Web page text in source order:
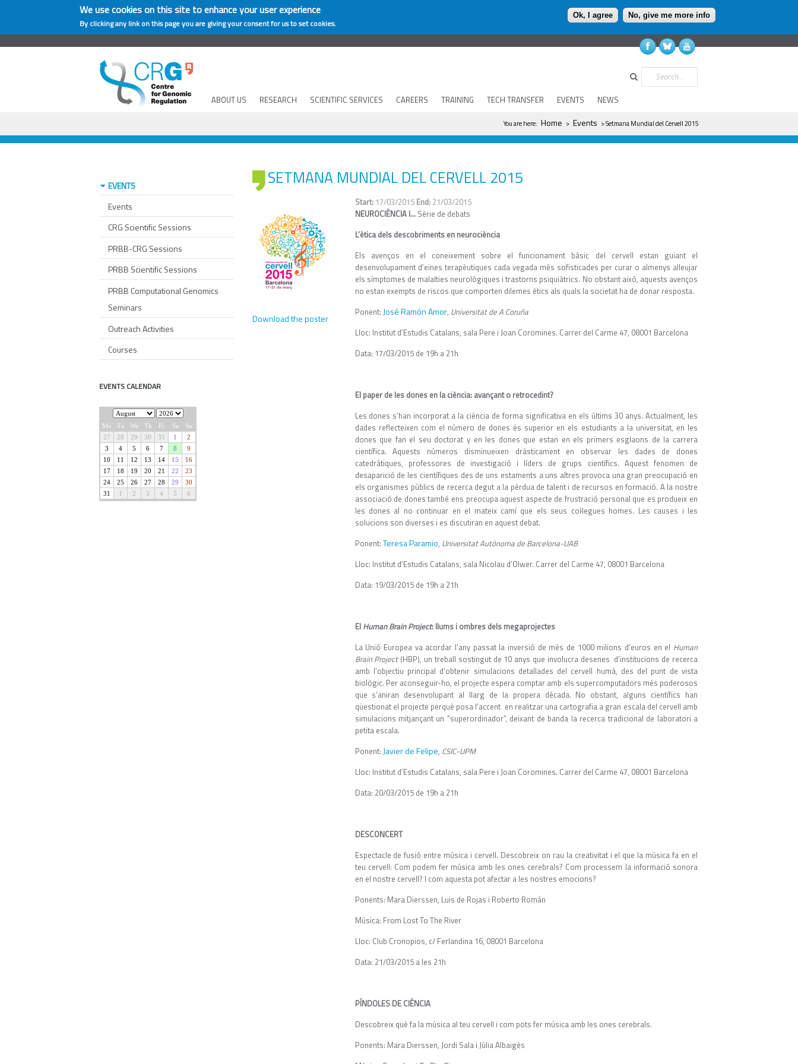
We use cookies on this site to enhance your user experience
By clicking any link on this page you are giving your consent for us to set cookies.
Ok, I agree No, give me more info
ABOUT US RESEARCH SCIENTIFIC SERVICES CAREERS TRAINING TECH TRANSFER EVENTS NEWS
Search
You are here
You are here: Home > Events > Setmana Mundial del Cervell 2015
SETMANA MUNDIAL DEL CERVELL 2015
Download the poster
17/03/2015
21/03/2015
NEUROCIÈNCIA I…Sèrie de debats
L’ètica dels descobriments en neurociència
Els avenços en el coneixement sobre el funcionament bàsic del cervell estan guiant el
desenvolupament d’eines terapèutiques cada vegada més sofisticades per curar o almenys alleujar
els símptomes de malalties neurològiques i trastorns psiquiàtrics. No obstant això, aquests avenços
no estan exempts de riscos que comporten dilemes ètics als quals la societat ha de donar resposta.
Ponent: José Ramón Amor, Universitat de A Coruña
Lloc: Institut d’Estudis Catalans, sala Pere i Joan Coromines. Carrer del Carme 47, 08001 Barcelona
Data: 17/03/2015 de 19h a 21h
El paper de les dones en la ciència: avançant o retrocedint?
Les dones s’han incorporat a la ciència de forma significativa en els últims 30 anys. Actualment, les
dades reflecteixen com el número de dones és superior en els estudiants a la universitat, en les
dones que fan el seu doctorat y en les dones que estan en els primers esglaons de la carrera
científica. Aquests números disminueixen dràsticament en observar les dades de dones
catedràtiques, professores de investigació i líders de grups científics. Aquest fenomen de
desaparició de les científiques des de uns estaments a uns altres provoca una gran preocupació en
els organismes públics de recerca degut a la pèrdua de talent i de recursos en formació. A la nostre
associació de dones també ens preocupa aquest aspecte de frustració personal que es produeix en
les dones al no continuar en el mateix camí que els seus col·legues homes. Les causes i les
solucions son diverses i es discutiran en aquest debat.
Ponent: Teresa Paramio, Universitat Autònoma de Barcelona-UAB
Lloc: Institut d’Estudis Catalans, sala Nicolau d’Olwer. Carrer del Carme 47, 08001 Barcelona
Data: 19/03/2015 de 19h a 21h
El Human Brain Project: llums i ombres dels megaprojectes
La Unió Europea va acordar l’any passat la inversió de més de 1000 milions d’euros en el Human
Brain Project(HBP), un treball sostingut de 10 anys que involucra desenes d’institucions de recerca
amb l’objectiu principal d’obtenir simulacions detallades del cervell humà, des del punt de vista
biològic. Per aconseguir-ho, el projecte espera comptar amb els supercomputadors més poderosos
que s’aniran desenvolupant al llarg de la propera dècada. No obstant, alguns científics han
qüestionat el projecte perquè posa l’accent en realitzar una cartografia a gran escala del cervell amb
simulacions mitjançant un “superordinador”, deixant de banda la recerca tradicional de laboratori a
petita escala.
Ponent: Javier de Felipe, CSIC-UPM
Lloc: Institut d’Estudis Catalans, sala Pere i Joan Coromines. Carrer del Carme 47, 08001 Barcelona
Data: 20/03/2015 de 19h a 21h
DESCONCERT
Espectacle de fusió entre música i cervell. Descobreix on rau la creativitat i el que la música fa en el
teu cervell: Com podem fer música amb les ones cerebrals? Com processem la informació sonora
en el nostre cervell? I com aquesta pot afectar a les nostres emocions?
Ponents: Mara Dierssen, Luis de Rojas i Roberto Román
Música: From Lost To The River
Lloc: Club Cronopios, c/ Ferlandina 16, 08001 Barcelona
Data: 21/03/2015 a les 21h
PÍNDOLES DE CIÈNCIA
Descobreix què fa la música al teu cervell i com pots fer música amb les ones cerebrals.
Ponents: Mara Dierssen, Jordi Sala i Júlia Albaigès
EVENTS
Events
CRG Scientific Sessions
PRBB-CRG Sessions
PRBB Scientific Sessions
PRBB Computational Genomics
Seminars
Outreach Activities
Courses
EVENTS CALENDAR